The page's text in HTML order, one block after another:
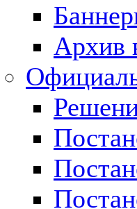
Архив